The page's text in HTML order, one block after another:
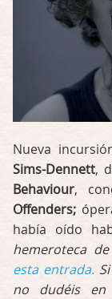
Nueva
Sims-Dennett,
Behaviour,
Offenders;
había oído
hemeroteca
esta entrada.Si
no dudéis en